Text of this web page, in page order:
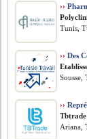
››
Tunis,
›› Des
Sousse,
››
Tbtrade
Ariana,